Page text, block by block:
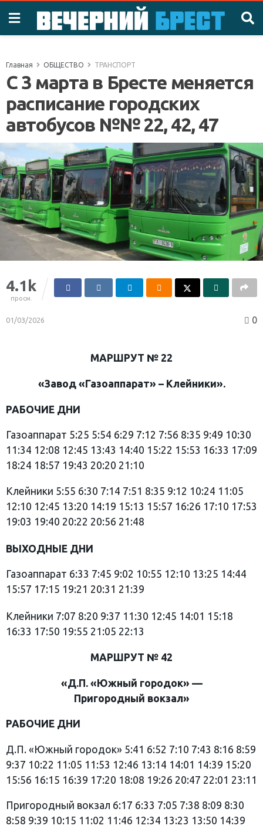
Главная ОБЩЕСТВО ТРАНСПОРТ
С 3 марта в Бресте меняется
расписание городских
автобусов №№ 22, 42, 47
4.1k
просм.
01/03/2026 0
МАРШРУТ № 22
«Завод «Газоаппарат» – Клейники».
РАБОЧИЕ ДНИ
Газоаппарат 5:25 5:54 6:29 7:12 7:56 8:35 9:49 10:30
11:34 12:08 12:45 13:43 14:40 15:22 15:53 16:33 17:09
18:24 18:57 19:43 20:20 21:10
Клейники 5:55 6:30 7:14 7:51 8:35 9:12 10:24 11:05
12:10 12:45 13:20 14:19 15:13 15:57 16:26 17:10 17:53
19:03 19:40 20:22 20:56 21:48
ВЫХОДНЫЕ ДНИ
Газоаппарат 6:33 7:45 9:02 10:55 12:10 13:25 14:44
15:57 17:15 19:21 20:31 21:39
Клейники 7:07 8:20 9:37 11:30 12:45 14:01 15:18
16:33 17:50 19:55 21:05 22:13
МАРШРУТ № 42
«Д.П. «Южный городок» —
Пригородный вокзал»
РАБОЧИЕ ДНИ
Д.П. «Южный городок» 5:41 6:52 7:10 7:43 8:16 8:59
9:37 10:22 11:05 11:53 12:46 13:14 14:01 14:39 15:20
15:56 16:15 16:39 17:20 18:08 19:26 20:47 22:01 23:11
Пригородный вокзал 6:17 6:33 7:05 7:38 8:09 8:30
8:58 9:39 10:15 11:02 11:46 12:34 13:23 13:50 14:39